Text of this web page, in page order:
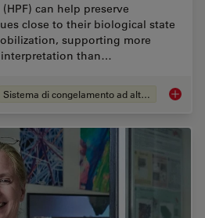
can help preserve
close to their biological state
supporting more
than…
Sistema di congelamento ad alta pressione High-